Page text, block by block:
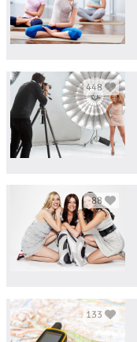
448
88
133